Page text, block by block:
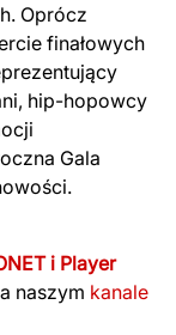
Oprócz
finałowych
hip-hopowcy
Gala
i Player
naszym kanale